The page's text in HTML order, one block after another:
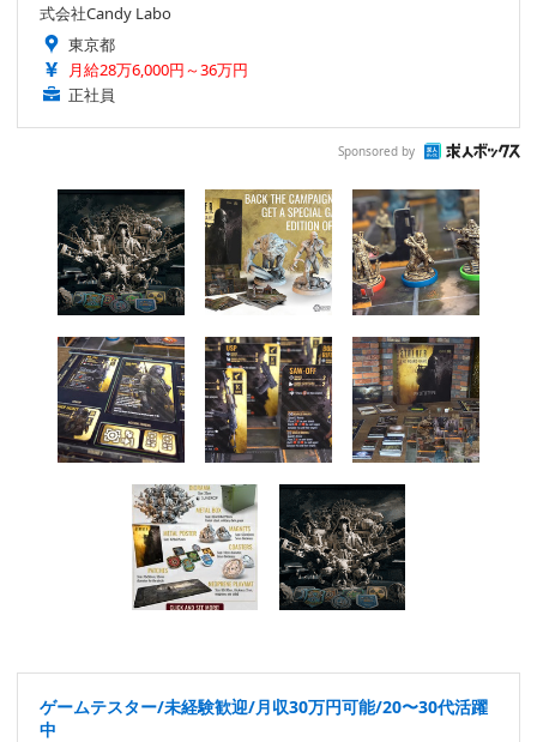
式会社Candy Labo
東京都
月給28万6,000円～36万円
正社員
Sponsored by
ゲームテスター/未経験歓迎/月収30万円可能/20〜30代活躍
中